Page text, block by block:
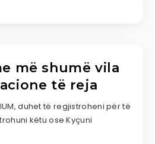
më shumë vila
të reja
duhet të regjistroheni për të
këtu ose Kyçuni